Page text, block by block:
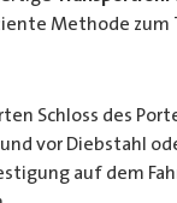
Methode zum
Schloss des
vor Diebstahl
auf dem